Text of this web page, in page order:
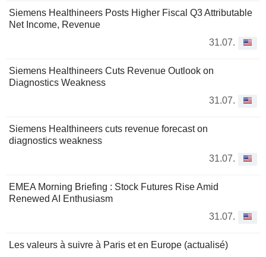
Siemens Healthineers Posts Higher Fiscal Q3 Attributable
Net Income, Revenue
31.07.
Siemens Healthineers Cuts Revenue Outlook on
Diagnostics Weakness
31.07.
Siemens Healthineers cuts revenue forecast on
diagnostics weakness
31.07.
EMEA Morning Briefing : Stock Futures Rise Amid
Renewed AI Enthusiasm
31.07.
Les valeurs à suivre à Paris et en Europe (actualisé)